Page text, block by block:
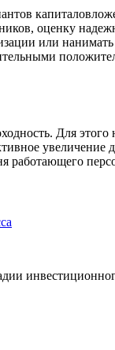
оценку
или
Для
увеличение